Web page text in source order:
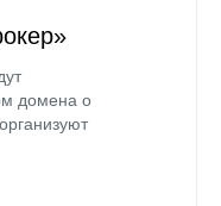
домена о